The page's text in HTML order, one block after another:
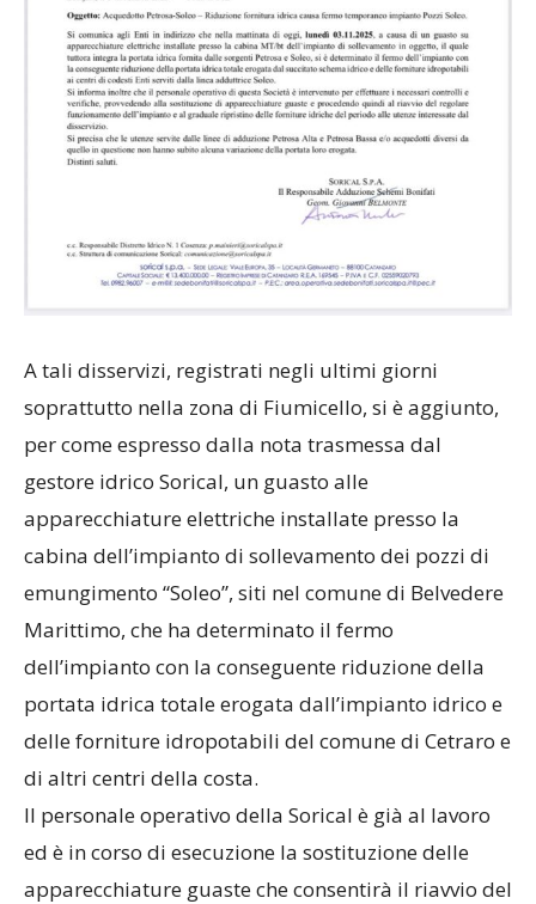
A tali disservizi, registrati negli ultimi giorni
soprattutto nella zona di Fiumicello, si è aggiunto,
per come espresso dalla nota trasmessa dal
gestore idrico Sorical, un guasto alle
apparecchiature elettriche installate presso la
cabina dell’impianto di sollevamento dei pozzi di
emungimento “Soleo”, siti nel comune di Belvedere
Marittimo, che ha determinato il fermo
dell’impianto con la conseguente riduzione della
portata idrica totale erogata dall’impianto idrico e
delle forniture idropotabili del comune di Cetraro e
di altri centri della costa.
Il personale operativo della Sorical è già al lavoro
ed è in corso di esecuzione la sostituzione delle
apparecchiature guaste che consentirà il riavvio del